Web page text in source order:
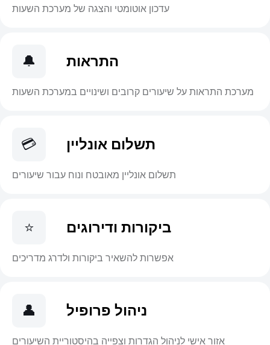
עדכון אוטומטי והצגה של מערכת השעות
🔔 התראות
מערכת התראות על שיעורים קרובים ושינויים במערכת השעות
💳 תשלום אונליין
תשלום אונליין מאובטח ונוח עבור שיעורים
⭐ ביקורות ודירוגים
אפשרות להשאיר ביקורות ולדרג מדריכים
👤 ניהול פרופיל
אזור אישי לניהול הגדרות וצפייה בהיסטוריית השיעורים